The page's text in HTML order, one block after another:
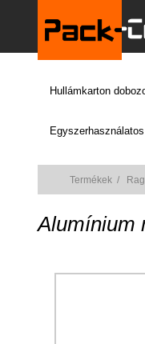
Hullámkarton
Termékek /
Alumínium